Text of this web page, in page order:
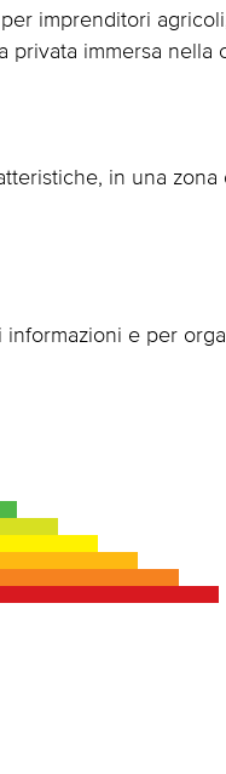
imprenditori
privata immersa nella
in una
e per